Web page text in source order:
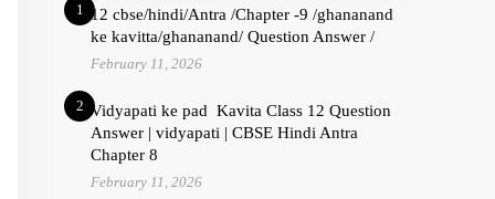
1 12 cbse/hindi/Antra /Chapter -9 /ghananand
ke kavitta/ghananand/ Question Answer /
February 11, 2026
2 Vidyapati ke pad Kavita Class 12 Question
Answer | vidyapati | CBSE Hindi Antra
Chapter 8
February 11, 2026